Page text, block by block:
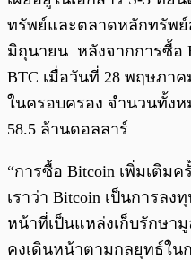
ทรัพย์และตลาดหลักทรัพย์
มิถุนายน หลังจากการซื้อ
BTC เมื่อวันที่ 28 พฤษภา
ในครอบครอง จำนวนทั้งห
58.5 ล้านดอลลาร์
“การซื้อ Bitcoin เพิ่มเติม
เราว่า Bitcoin เป็นการล
หน้าที่เป็นแหล่งเก็บรักษา
คงเดินหน้าตามกลยุทธ์ใน